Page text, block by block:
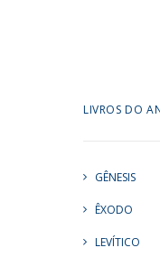
LIVROS DO
GÊNESIS
ÊXODO
LEVÍTICO